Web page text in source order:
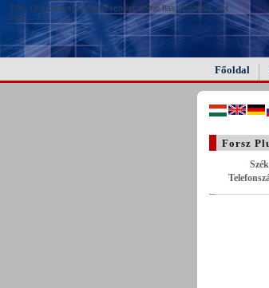
FAIL (the browser should render some flash content, not
this).
Főoldal
Forsz